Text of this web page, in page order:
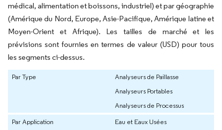
médical, alimentation et boissons, industriel) et par géographie
(Amérique du Nord, Europe, Asie-Pacifique, Amérique latine et
Moyen-Orient et Afrique). Les tailles de marché et les
prévisions sont fournies en termes de valeur (USD) pour tous
les segments ci-dessus.
Par Type
Analyseurs de Paillasse
Analyseurs Portables
Analyseurs de Processus
Par Application
Eau et Eaux Usées